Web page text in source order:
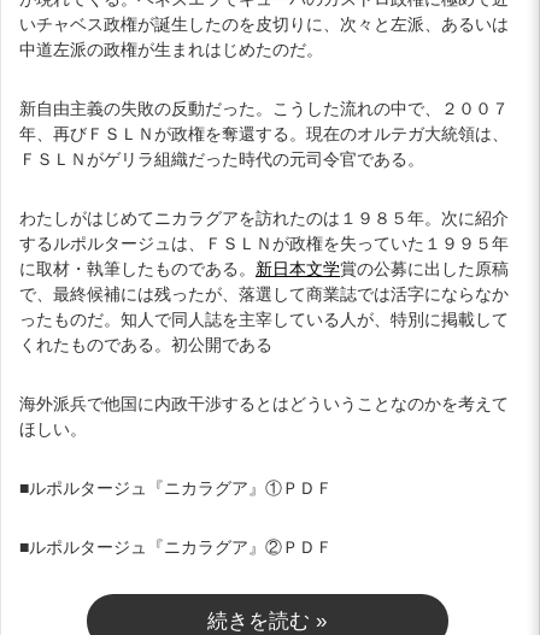
いチャベス政権が誕生したのを皮切りに、次々と左派、あるいは
中道左派の政権が生まれはじめたのだ。
新自由主義の失敗の反動だった。こうした流れの中で、２００７
年、再びＦＳＬＮが政権を奪還する。現在のオルテガ大統領は、
ＦＳＬＮがゲリラ組織だった時代の元司令官である。
わたしがはじめてニカラグアを訪れたのは１９８５年。次に紹介
するルポルタージュは、ＦＳＬＮが政権を失っていた１９９５年
に取材・執筆したものである。 新日本文学賞の公募に出した原稿
で、最終候補には残ったが、落選して商業誌では活字にならなか
ったものだ。知人で同人誌を主宰している人が、特別に掲載して
くれたものである。初公開である
海外派兵で他国に内政干渉するとはどういうことなのかを考えて
ほしい。
■ルポルタージュ『ニカラグア』①ＰＤＦ
■ルポルタージュ『ニカラグア』②ＰＤＦ
続きを読む »